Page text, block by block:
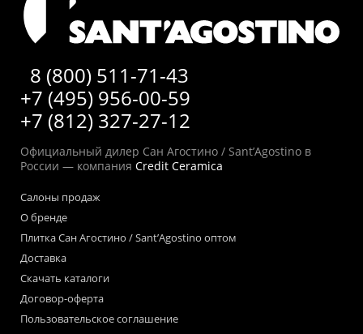
8 (800) 511-71-43
+7 (495) 956-00-59
+7 (812) 327-27-12
Официальный дилер Сан Агостино / Sant’Agostino в
России — компания Credit Ceramica
Салоны продаж
О бренде
Плитка Сан Агостино / Sant’Agostino оптом
Доставка
Скачать каталоги
Договор-оферта
Пользовательское соглашение